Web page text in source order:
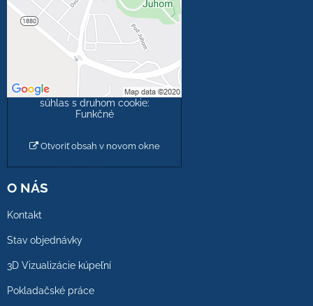
Prajete si načítať externý
obsah?
Povoliť tentokrát
Povoliť a zapamätať -
súhlas s druhom cookie:
Funkčné
Otvoriť obsah v novom okne
O NÁS
Kontakt
Stav objednávky
3D Vizualizácie kúpeľní
Pokladačské práce